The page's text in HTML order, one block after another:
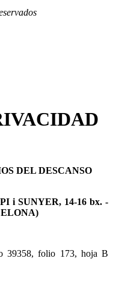
DEL DESCANSO
i SUNYER, 14-16 bx. -
39358, folio 173, hoja B